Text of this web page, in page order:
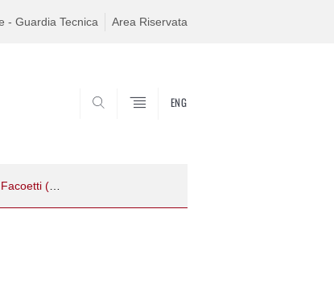
- Guardia Tecnica Area Riservata
ENG
Procedura di selezione per n. 1 borsa di ricerca Responsabile scientifico Prof. Andrea Facoetti (Rif. DPG 2023B04)